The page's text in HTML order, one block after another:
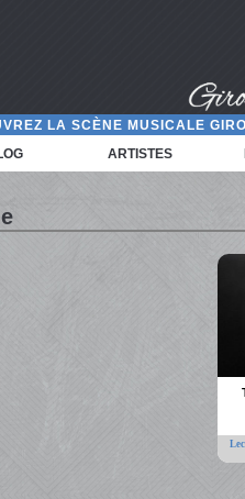
LA SCÈNE MUSICALE
ARTISTES